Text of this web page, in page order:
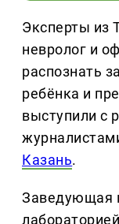
Эксперты из
невролог и
распознать
ребёнка и
выступили с
Казань.
Заведующая